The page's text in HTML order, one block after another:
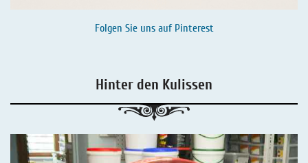
Folgen Sie uns auf Pinterest
Hinter den Kulissen